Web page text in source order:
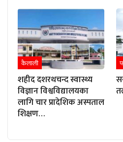
कैलाली
शहीद दशरथचन्द स्वास्थ्य
विज्ञान विश्वविद्यालयका
लागि चार प्रादेशिक अस्पताल
शिक्षण…